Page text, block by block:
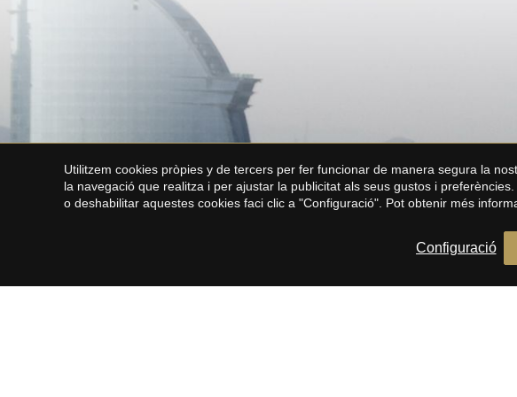
d'alta qualitat, que garanteix un excel·lent aïllament
tèrmic. Les finestres estan equipades amb el sistema
industrial CORTIZO COR 80 HI, que ofereix un aïllament
tèrmic i acústic superior. El mur cortina TP 52, combinat
amb vidre Saint-Gobain, permet l'entrada abundant de
llum natural mentre bloqueja els raigs UV. La porta
Millennium Plus 80 HI i el sistema corredís COR Vision
Plus completen el conjunt, proporcionant disseny,
funcionalitat i un alt rendiment. La casa compta amb
concepte de casa intel·ligent complet, que permet un
control integral de la il·luminació, l'aire condicionat, la
seguretat, la música i l'energia des d'una única
persianes motoritzades segons les condicions
Utilitzem cookies pròpies y de tercers per fer funcionar de manera segura la
la navegació que realitza i per ajustar la publicitat als seus gustos i
o deshabilitar aquestes cookies faci clic a "Configuració". Pot obtenir més
Configuració